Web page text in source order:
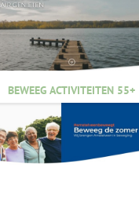
BEWEEG ACTIVITEITEN 55+